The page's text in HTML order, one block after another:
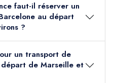
faut-il réserver un
au départ
?
un transport de
de Marseille et